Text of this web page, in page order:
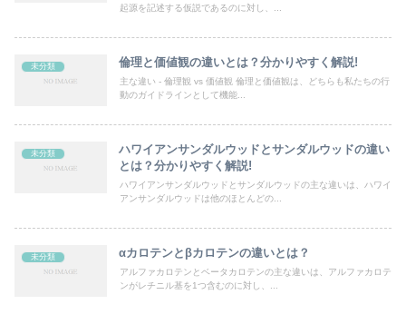
起源を記述する仮説であるのに対し、...
未分類 倫理と価値観の違いとは？分かりやすく解説!
主な違い - 倫理観 vs 価値観 倫理と価値観は、どちらも私たちの行
動のガイドラインとして機能...
未分類
ハワイアンサンダルウッドとサンダルウッドの違い
とは？分かりやすく解説!
ハワイアンサンダルウッドとサンダルウッドの主な違いは、ハワイ
アンサンダルウッドは他のほとんどの...
未分類 αカロテンとβカロテンの違いとは？
アルファカロテンとベータカロテンの主な違いは、アルファカロテ
ンがレチニル基を1つ含むのに対し、...